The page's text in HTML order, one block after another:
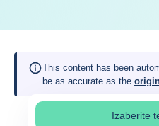
This content has been
be as accurate as the
Izaberite